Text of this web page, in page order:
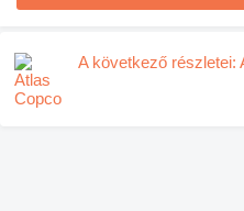
A következő részletei: